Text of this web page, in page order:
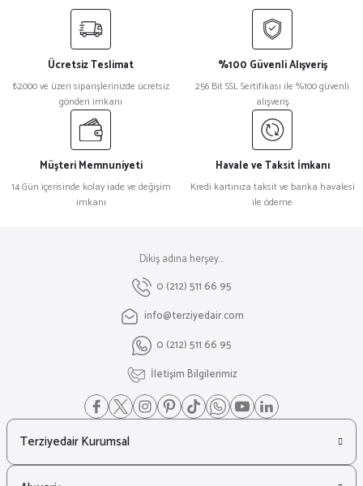
Ücretsiz Teslimat
₺2000 ve üzeri siparişlerinizde ücretsiz
gönderi imkanı
%100 Güvenli Alışveriş
256 Bit SSL Sertifikası ile %100 güvenli
alışveriş
Müşteri Memnuniyeti
14 Gün içerisinde kolay iade ve değişim
imkanı
Havale ve Taksit İmkanı
Kredi kartınıza taksit ve banka havalesi
ile ödeme
Dikiş adına herşey...
0 (212) 511 66 95
info@terziyedair.com
0 (212) 511 66 95
İletişim Bilgilerimiz
Terziyedair Kurumsal